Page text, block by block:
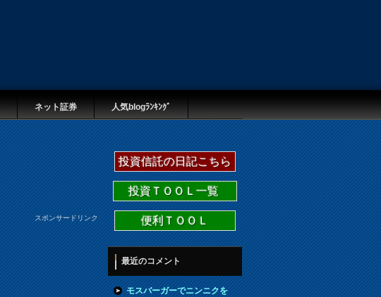
ネット証券 人気blogﾗﾝｷﾝｸﾞ
スポンサードリンク
投資信託の日記こちら
投資ＴＯＯＬ一覧
便利ＴＯＯＬ
最近のコメント
モスバーガーでニンニクを